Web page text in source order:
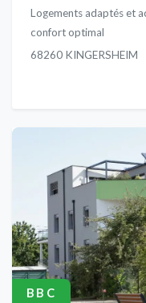
Logements adaptés et
confort optimal
68260 KINGERSHEIM
BBC